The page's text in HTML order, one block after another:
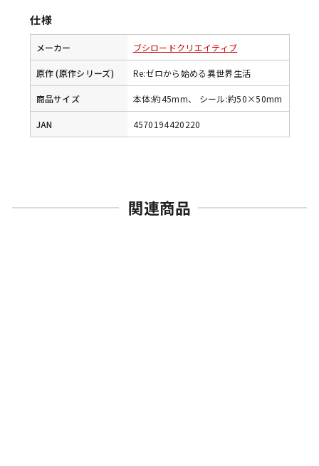
仕様
メーカー ブシロードクリエイティブ
原作 (原作シリーズ) Re:ゼロから始める異世界生活
商品サイズ 本体:約45mm、 シール:約50×50mm
JAN 4570194420220
関連商品